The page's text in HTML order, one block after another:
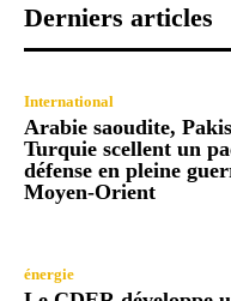
Derniers articles
International
Arabie saoudite,
Turquie scellent un
défense en pleine
Moyen-Orient
énergie